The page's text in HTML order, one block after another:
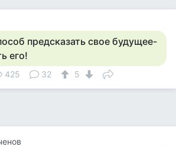
предсказать свое будущее-
его!
425 32 5